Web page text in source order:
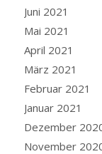
Juni 2021
Mai 2021
April 2021
März 2021
Februar 2021
Januar 2021
Dezember
November